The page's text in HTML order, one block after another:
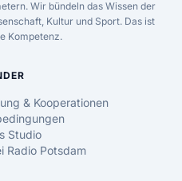
Wir bündeln das Wissen der
Kultur und Sport. Das ist
Kompetenz.
& Kooperationen
Studio
Radio Potsdam